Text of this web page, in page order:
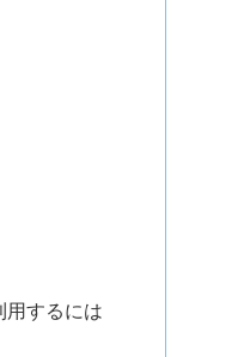
用するには